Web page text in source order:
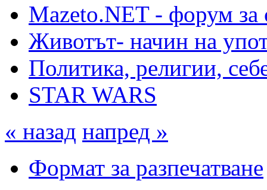
Mazeto.NET - форум за
Животът- начин на
Политика, религии,
STAR WARS
« назад напред »
Формат за разпечатване